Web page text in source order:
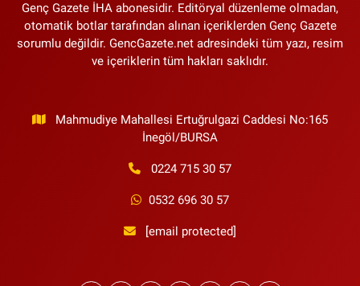
Genç Gazete İHA abonesidir. Editöryal düzenleme olmadan,
otomatik botlar tarafından alınan içeriklerden Genç Gazete
sorumlu değildir. GencGazete.net adresindeki tüm yazı, resim
ve içeriklerin tüm hakları saklıdır.
Mahmudiye Mahallesi Ertuğrulgazi Caddesi No:165
İnegöl/BURSA
0224 715 30 57
0532 696 30 57
[email protected]